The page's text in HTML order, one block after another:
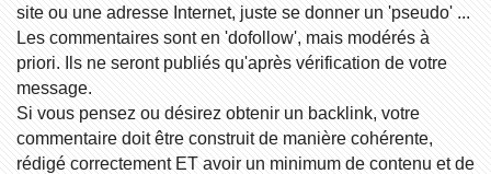
site ou une adresse Internet, juste se donner un 'pseudo' ...
Les commentaires sont en 'dofollow', mais modérés à
priori. Ils ne seront publiés qu'après vérification de votre
message.
Si vous pensez ou désirez obtenir un backlink, votre
commentaire doit être construit de manière cohérente,
rédigé correctement ET avoir un minimum de contenu et de